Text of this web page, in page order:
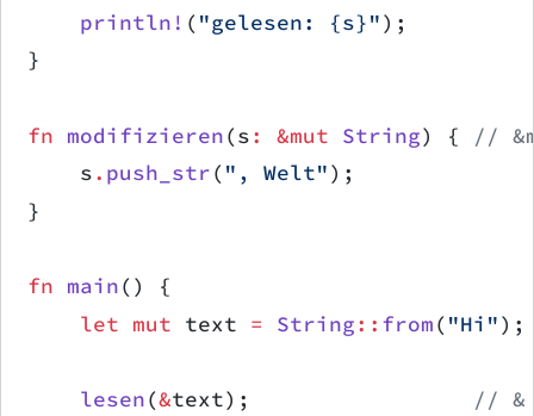
    println!
( "gelesen: {s}");
}
fn modifizieren(s: &mut String) {
//
    s
. push_str( ", Welt");
}
fn main() {
    let
mut text = String:: from( "Hi");
    lesen
(&text);
// &